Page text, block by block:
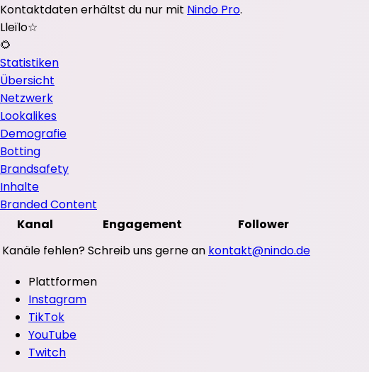
Kontaktdaten erhältst du nur mit Nindo Pro.
Lleïlo☆
🌻
Statistiken
Übersicht
Netzwerk
Lookalikes
Demografie
Botting
Brandsafety
Inhalte
Branded Content
Kanal
Engagement
Follower
Kanäle fehlen? Schreib uns gerne an kontakt@nindo.de
Plattformen
Instagram
TikTok
YouTube
Twitch